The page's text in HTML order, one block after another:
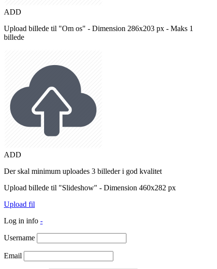
ADD
Upload billede til "Om os" - Dimension 286x203 px - Maks 1
billede
ADD
Der skal minimum uploades 3 billeder i god kvalitet
Upload billede til "Slideshow" - Dimension 460x282 px
Upload fil
Log in info -
Username
Email